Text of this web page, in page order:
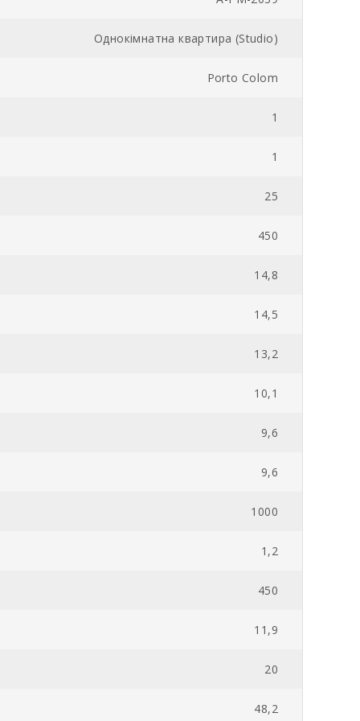
Однокімнатна квартира (Studio)
Porto Colom
1
1
25
450
14,8
14,5
13,2
10,1
9,6
9,6
1000
1,2
450
11,9
20
48,2